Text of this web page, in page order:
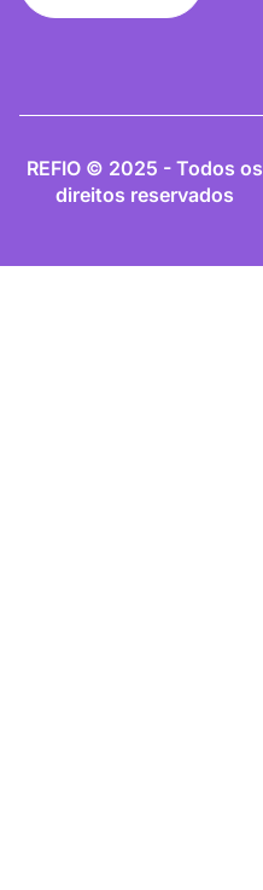
REFIO © 2025 - Todos os
direitos reservados